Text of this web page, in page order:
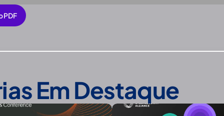
PDF
PDF
Em Destaque